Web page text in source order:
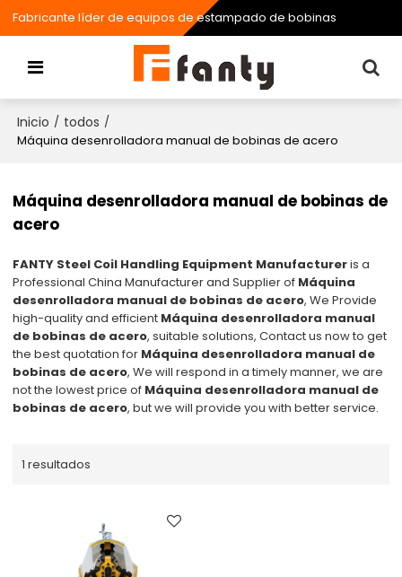
Fabricante líder de equipos de estampado de bobinas
Inicio / todos /
Máquina desenrolladora manual de bobinas de acero
Máquina desenrolladora manual de bobinas de
acero
FANTY Steel Coil Handling Equipment Manufactureris a
Professional China Manufacturer and Supplier of Máquina
desenrolladora manual de bobinas de acero, We Provide
high-quality and efficient Máquina desenrolladora manual
de bobinas de acero, suitable solutions, Contact us now to get
the best quotation for Máquina desenrolladora manual de
bobinas de acero, We will respond in a timely manner, we are
not the lowest price of Máquina desenrolladora manual de
bobinas de acero, but we will provide you with better service.
1 resultados